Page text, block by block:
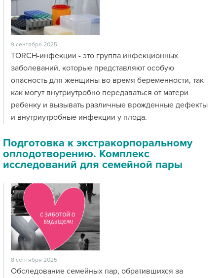
9 сентября 2025
TORCH-инфекции - это группа инфекционных
заболеваний, которые представляют особую
опасность для женщины во время беременности, так
как могут внутриутробно передаваться от матери
ребенку и вызывать различные врожденные дефекты
и внутриутробные инфекции у плода.
Подготовка к экстракорпоральному
оплодотворению. Комплекс
исследований для семейной пары
8 сентября 2025
Обследование семейных пар, обратившихся за